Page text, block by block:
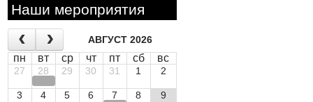
Наши мероприятия
АВГУСТ 2026
пн вт ср чт пт сб вс
27 28 29 30 31 1 2
3 4 5 6 7 8 9